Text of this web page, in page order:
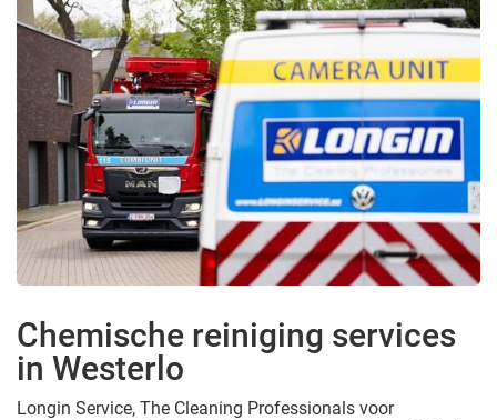
Chemische reiniging services
in Westerlo
Longin Service, The Cleaning Professionals voor